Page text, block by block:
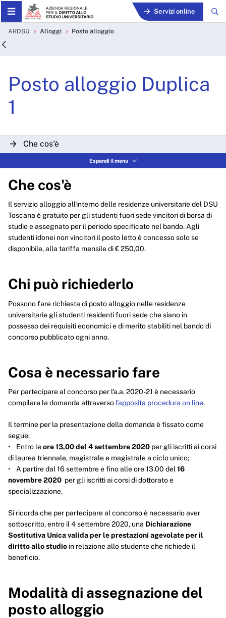
Skip to Main Content Servizi online
Posto alloggio Duplica 1 -
ARDSU Alloggi Posto alloggio
Posto alloggio Duplica
1
Che cos'è
Chi può richiederlo
Cosa è necessario fare
Modalità di assegnazione del posto alloggio
Possibilità di posticipo della convocazione
Possibilità di rinvio dell’assegnazione
Potrebbe interessarti
Bando borsa di studio e posto alloggio
Mobilità nelle residenze
Contributo affitto
Espandi il menu
Che cos'è
Il servizio alloggio all'interno delle residenze universitarie del DSU
Toscana è gratuito per gli studenti fuori sede vincitori di borsa di
studio e assegnato per il periodo specificato nel bando. Agli
studenti idonei non vincitori il posto letto è concesso solo se
disponibile, alla tariffa mensile di € 250,00.
Chi può richiederlo
Possono fare richiesta di posto alloggio nelle residenze
universitarie gli studenti residenti fuori sede che siano in
possesso dei requisiti economici e di merito stabiliti nel bando di
concorso pubblicato ogni anno.
Cosa è necessario fare
Per partecipare al concorso per l'a.a. 2020-21 è necessario
compilare la domanda attraverso l'apposita procedura on line.
Il termine per la presentazione della domanda è fissato come
segue:
• Entro leore 13,00 del 4 settembre 2020 per gli iscritti ai corsi
di laurea triennale, magistrale e magistrale a ciclo unico;
• A partire dal 16 settembre e fino alle ore 13.00 del 16
novembre 2020 per gli iscritti ai corsi di dottorato e
specializzazione.
Si ricorda che per partecipare al concorso è necessario aver
sottoscritto, entro il 4 settembre 2020, una Dichiarazione
Sostitutiva Unica valida per le prestazioni agevolate per il
diritto allo studio in relazione allo studente che richiede il
beneficio.
Modalità di assegnazione del
posto alloggio